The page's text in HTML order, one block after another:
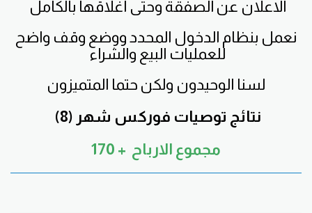
الاعلان عن الصفقة وحتى اغلاقها بالكامل
نعمل بنظام الدخول المحدد ووضع وقف واضح
للعمليات البيع والشراء
لسنا الوحيدون ولكن حتما المتميزون
نتائج توصيات فوركس شهر (8)
مجموع الارباح + 170